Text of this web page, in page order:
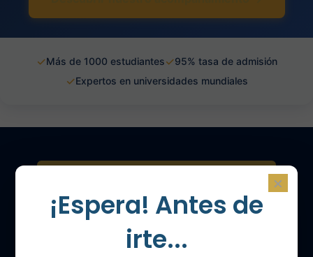
✓Más de 1000 estudiantes✓95% tasa de admisión
✓Expertos en universidades mundiales
Hable con un experto
×
¡Espera! Antes de
irte...